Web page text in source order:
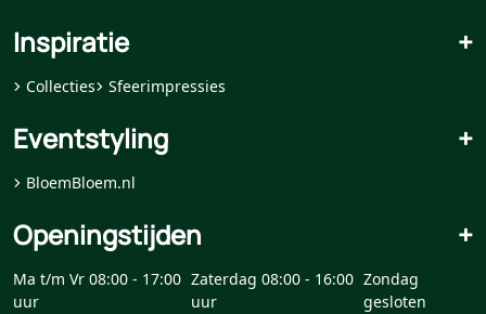
Inspiratie +
Collecties Sfeerimpressies
Eventstyling +
BloemBloem.nl
Openingstijden +
Ma t/m Vr 08:00 - 17:00
uur
Zaterdag 08:00 - 16:00
uur
Zondag
gesloten